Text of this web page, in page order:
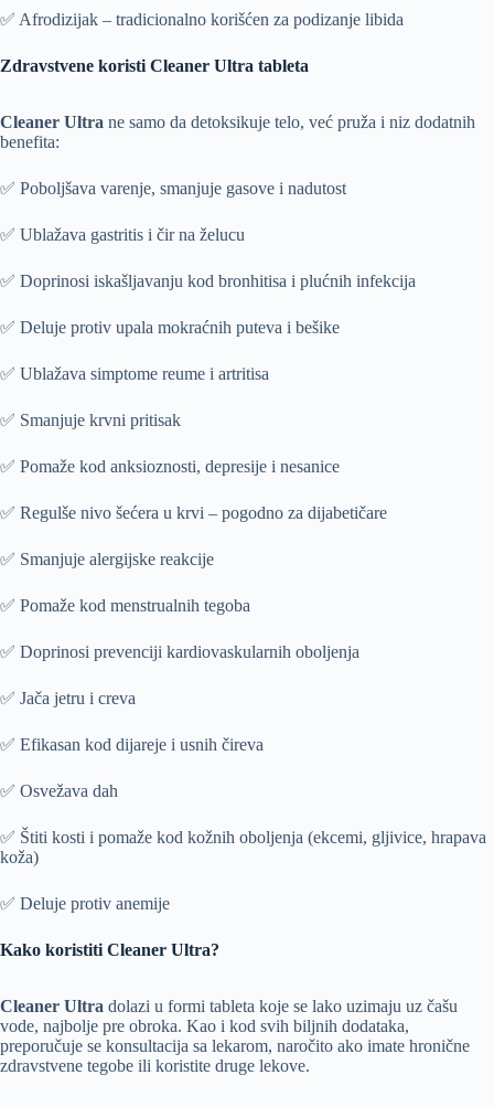
✅ Afrodizijak – tradicionalno korišćen za podizanje libida
Zdravstvene koristi Cleaner Ultra tableta
Cleaner Ultra ne samo da detoksikuje telo, već pruža i niz dodatnih
benefita:
✅ Poboljšava varenje, smanjuje gasove i nadutost
✅ Ublažava gastritis i čir na želucu
✅ Doprinosi iskašljavanju kod bronhitisa i plućnih infekcija
✅ Deluje protiv upala mokraćnih puteva i bešike
✅ Ublažava simptome reume i artritisa
✅ Smanjuje krvni pritisak
✅ Pomaže kod anksioznosti, depresije i nesanice
✅ Regulše nivo šećera u krvi – pogodno za dijabetičare
✅ Smanjuje alergijske reakcije
✅ Pomaže kod menstrualnih tegoba
✅ Doprinosi prevenciji kardiovaskularnih oboljenja
✅ Jača jetru i creva
✅ Efikasan kod dijareje i usnih čireva
✅ Osvežava dah
✅ Štiti kosti i pomaže kod kožnih oboljenja (ekcemi, gljivice, hrapava
koža)
✅ Deluje protiv anemije
Kako koristiti Cleaner Ultra?
Cleaner Ultra dolazi u formi tableta koje se lako uzimaju uz čašu
vode, najbolje pre obroka. Kao i kod svih biljnih dodataka,
preporučuje se konsultacija sa lekarom, naročito ako imate hronične
zdravstvene tegobe ili koristite druge lekove.